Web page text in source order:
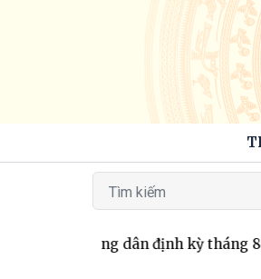
xã tiếp công dân định kỳ tháng 8